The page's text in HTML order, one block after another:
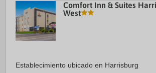
Comfort Inn & Suites
West
Establecimiento ubicado en Harrisburg